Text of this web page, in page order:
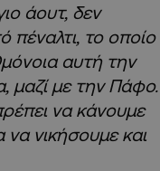
άουτ, δεν
πέναλτι, το οποίο
αυτή την
μαζί με την Πάφο.
να κάνουμε
να νικήσουμε και